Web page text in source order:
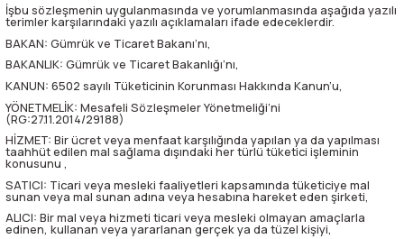
İşbu sözleşmenin uygulanmasında ve yorumlanmasında aşağıda yazılı
terimler karşılarındaki yazılı açıklamaları ifade edeceklerdir.
BAKAN: Gümrük ve Ticaret Bakanı’nı,
BAKANLIK: Gümrük ve Ticaret Bakanlığı’nı,
KANUN: 6502 sayılı Tüketicinin Korunması Hakkında Kanun’u,
YÖNETMELİK: Mesafeli Sözleşmeler Yönetmeliği’ni
(RG:27.11.2014/29188)
HİZMET: Bir ücret veya menfaat karşılığında yapılan ya da yapılması
taahhüt edilen mal sağlama dışındaki her türlü tüketici işleminin
konusunu ,
SATICI: Ticari veya mesleki faaliyetleri kapsamında tüketiciye mal
sunan veya mal sunan adına veya hesabına hareket eden şirketi,
ALICI: Bir mal veya hizmeti ticari veya mesleki olmayan amaçlarla
edinen, kullanan veya yararlanan gerçek ya da tüzel kişiyi,